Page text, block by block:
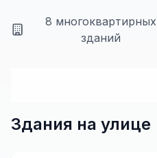
8 многоквартирных
зданий
Здания на улице